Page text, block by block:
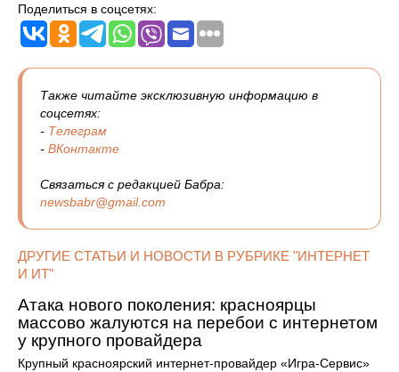
Поделиться в соцсетях:
Также читайте эксклюзивную информацию в
соцсетях:
- Телеграм
- ВКонтакте
Связаться с редакцией Бабра:
newsbabr@gmail.com
ДРУГИЕ СТАТЬИ И НОВОСТИ В РУБРИКЕ "ИНТЕРНЕТ
И ИТ"
Атака нового поколения: красноярцы
массово жалуются на перебои с интернетом
у крупного провайдера
Крупный красноярский интернет-провайдер «Игра-Сервис»